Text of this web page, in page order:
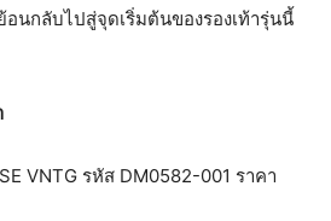
อนกลับไปสู่จุดเริ่มต้นของรองเท้ารุ่นนี้
VNTG รหัส DM0582-001 ราคา